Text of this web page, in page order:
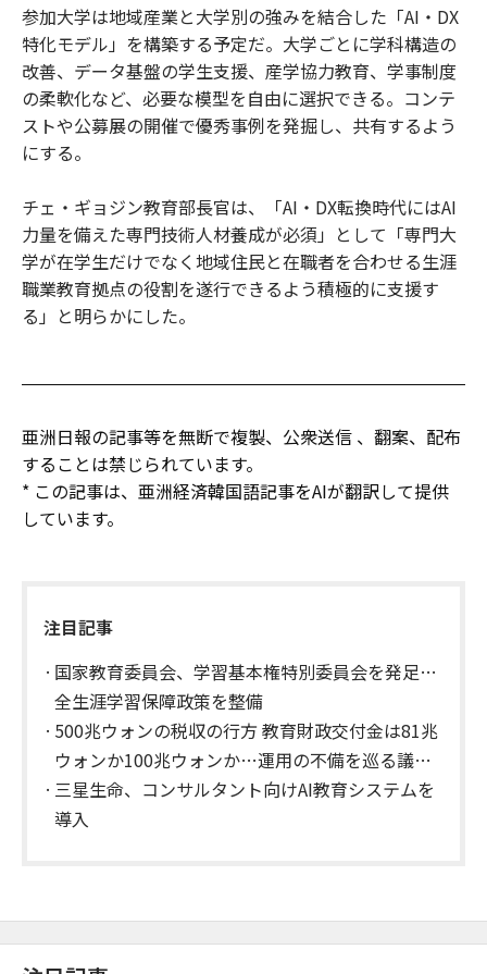
参加大学は地域産業と大学別の強みを結合した「AI・DX
特化モデル」を構築する予定だ。大学ごとに学科構造の
改善、データ基盤の学生支援、産学協力教育、学事制度
の柔軟化など、必要な模型を自由に選択できる。コンテ
ストや公募展の開催で優秀事例を発掘し、共有するよう
にする。
チェ・ギョジン教育部長官は、「AI・DX転換時代にはAI
力量を備えた専門技術人材養成が必須」として「専門大
学が在学生だけでなく地域住民と在職者を合わせる生涯
職業教育拠点の役割を遂行できるよう積極的に支援す
る」と明らかにした。
亜洲日報の記事等を無断で複製、公衆送信 、翻案、配布
することは禁じられています。
* この記事は、亜洲経済韓国語記事をAIが翻訳して提供
しています。
注目記事
国家教育委員会、学習基本権特別委員会を発足…
全生涯学習保障政策を整備
500兆ウォンの税収の行方 教育財政交付金は81兆
ウォンか100兆ウォンか…運用の不備を巡る議論
の中で算定方式が焦点に
三星生命、コンサルタント向けAI教育システムを
導入